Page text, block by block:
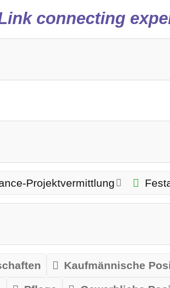
connecting
Projektvermittlung
Kaufmännische